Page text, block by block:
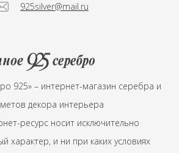
925silver@mail.ru
925» – интернет-магазин серебра и
декора интерьера
ресурс носит исключительно
характер, и ни при каких условиях